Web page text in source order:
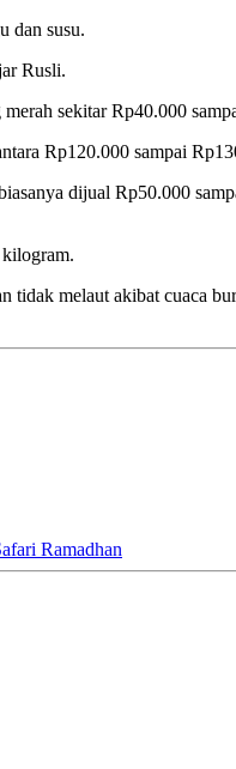
dan susu.
Rusli.
sekitar Rp40.000
Rp120.000 sampai
dijual Rp50.000
tidak melaut akibat cuaca
Ramadhan